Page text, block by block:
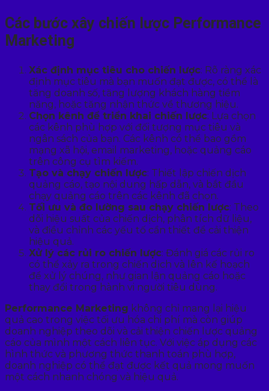
Các bước xây chiến lược Performance
Marketing
Xác định mục tiêu cho chiến lược: Rõ ràng xác
định mục tiêu mà bạn muốn đạt được, có thể là
tăng doanh số, tăng lượng khách hàng tiềm
năng, hoặc tăng nhận thức về thương hiệu.
Chọn kênh để triển khai chiến lược: Lựa chọn
các kênh phù hợp với đối tượng mục tiêu và
ngân sách của bạn. Các kênh có thể bao gồm
mạng xã hội, email marketing, hoặc quảng cáo
trên công cụ tìm kiếm.
Tạo và chạy chiến lược: Thiết lập chiến dịch
quảng cáo, tạo nội dung hấp dẫn, và bắt đầu
chạy quảng cáo trên các kênh đã chọn.
Tối ưu và đo lường sau chạy chiến lược: Theo
dõi hiệu suất của chiến dịch, phân tích dữ liệu,
và điều chỉnh các yếu tố cần thiết để cải thiện
hiệu quả.
Xử lý các rủi ro chiến lược: Đánh giá các rủi ro
có thể xảy ra trong chiến dịch và lên kế hoạch
để xử lý chúng, như gian lận quảng cáo hoặc
thay đổi trong hành vi người tiêu dùng.
Performance Marketing không chỉ mang lại hiệu
quả cao trong việc tối ưu hóa chi phí mà còn giúp
doanh nghiệp theo dõi và cải thiện chiến lược quảng
cáo của mình một cách liên tục. Với việc áp dụng các
hình thức và phương thức thanh toán phù hợp,
doanh nghiệp có thể đạt được kết quả mong muốn
một cách nhanh chóng và hiệu quả.